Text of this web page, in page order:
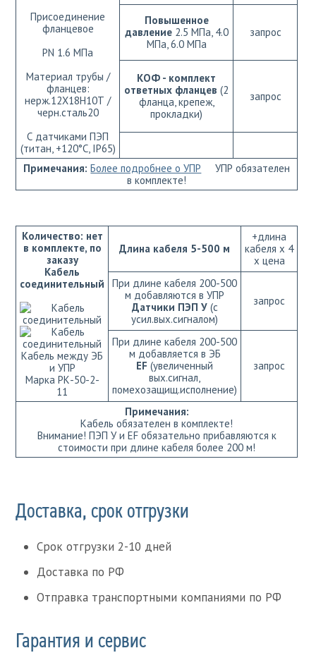
Присоединение
фланцевое
РN 1.6 МПа
Материал трубы /
фланцев:
нерж.12Х18Н10Т /
черн.сталь20
С датчиками ПЭП
(титан, +120°С, IP65)
Повышенное
давление2.5 МПа, 4.0
МПа, 6.0 МПа
запрос
КОФ - комплект
ответных фланцев (2
фланца, крепеж,
прокладки)
запрос
Примечания: Более подробнее о УПР УПР обязателен
в комплекте!
Количество: нет
в комплекте, по
заказу
Кабель
соединительный
Кабель между ЭБ
и УПР
Марка РК-50-2-
11
Длина кабеля 5-500 м
+длина
кабеля х 4
х цена
При длине кабеля 200-500
м добавляются в УПР
Датчики ПЭП У(с
усил.вых.сигналом)
запрос
При длине кабеля 200-500
м добавляется в ЭБ
EF (увеличенный
вых.сигнал,
помехозащищ.исполнение)
запрос
Примечания:
Кабель обязателен в комплекте!
Внимание! ПЭП У и EF обязательно прибавляются к
стоимости при длине кабеля более 200 м!
Доставка, срок отгрузки
Срок отгрузки 2-10 дней
Доставка по РФ
Отправка транспортными компаниями по РФ
Гарантия и сервис